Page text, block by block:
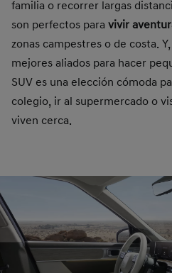
familia o recorrer largas
son perfectos para vivir
zonas campestres o de costa.
mejores aliados para hacer
SUV es una elección cómoda
colegio, ir al supermercado o
viven cerca.